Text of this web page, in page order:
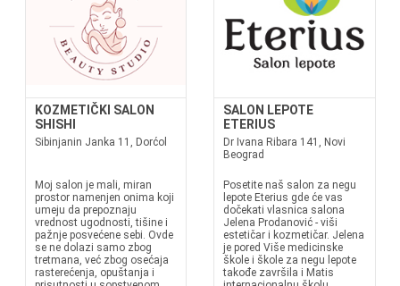
KOZMETIČKI SALON
SHISHI
Sibinjanin Janka 11, Dorćol
Moj salon je mali, miran
prostor namenjen onima koji
umeju da prepoznaju
vrednost ugodnosti, tišine i
pažnje posvećene sebi. Ovde
se ne dolazi samo zbog
tretmana, već zbog osećaja
rasterećenja, opuštanja i
SALON LEPOTE
ETERIUS
Dr Ivana Ribara 141, Novi
Beograd
Posetite naš salon za negu
lepote Eterius gde će vas
dočekati vlasnica salona
Jelena Prodanović - viši
estetičar i kozmetičar. Jelena
je pored Više medicinske
škole i škole za negu lepote
takođe završila i Matis